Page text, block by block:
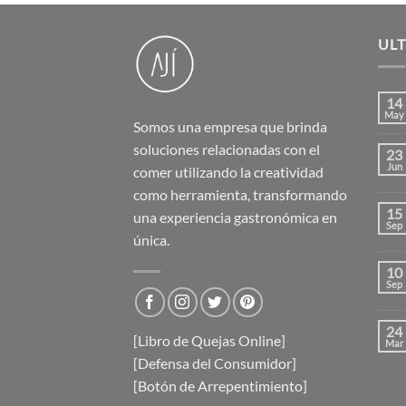
Somos una empresa que brinda
soluciones relacionadas con el
comer utilizando la creatividad
como herramienta, transformando
una experiencia gastronómica en
única.
[Libro de Quejas Online]
[Defensa del Consumidor]
[Botón de Arrepentimiento]
14
May
23
Jun
15
Sep
10
Sep
24
Mar